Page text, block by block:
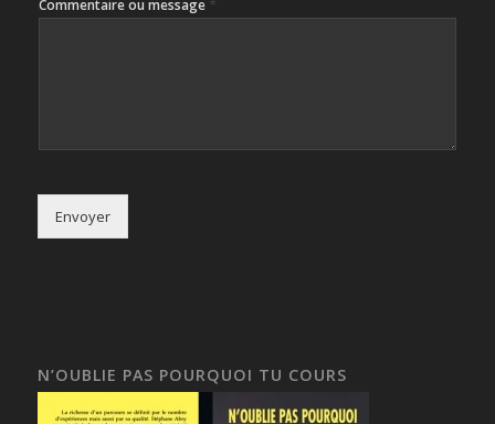
Commentaire ou message *
Envoyer
N’OUBLIE PAS POURQUOI TU COURS